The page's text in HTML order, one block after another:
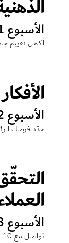
الأسبوع 1
أكمل تقييم
الأسبوع 2
حدّد فرصك
الأسبوع 3
تواصل مع 10 عملاء وسجّل أبرز الرؤى المستخلصة